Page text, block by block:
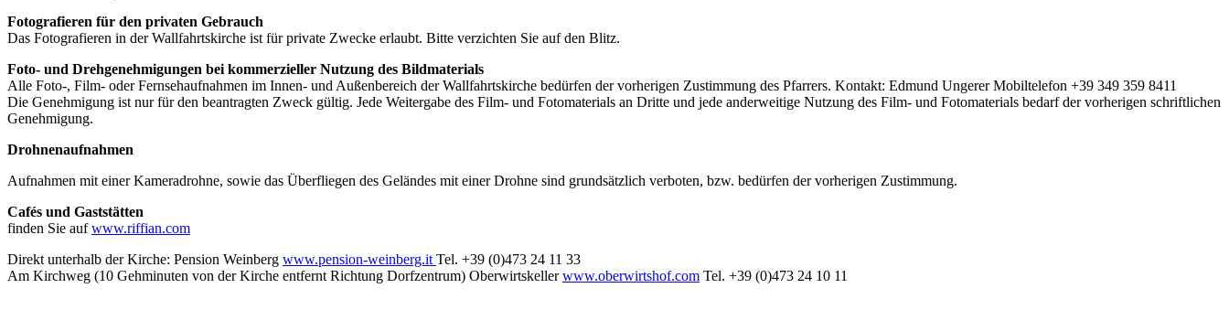
Fotografieren für den privaten Gebrauch
Das Fotografieren in der Wallfahrtskirche ist für private Zwecke erlaubt. Bitte verzichten Sie auf den Blitz.
Foto- und Drehgenehmigungen bei kommerzieller Nutzung des Bildmaterials
Alle Foto-, Film- oder Fernsehaufnahmen im Innen- und Außenbereich der Wallfahrtskirche bedürfen der vorherigen Zustimmung des Pfarrers. Kontakt: Edmund Ungerer Mobiltelefon +39 349 359 8411
Die Genehmigung ist nur für den beantragten Zweck gültig. Jede Weitergabe des Film- und Fotomaterials an Dritte und jede anderweitige Nutzung des Film- und Fotomaterials bedarf der vorherigen schriftlichen
Genehmigung.
Drohnenaufnahmen
Aufnahmen mit einer Kameradrohne, sowie das Überfliegen des Geländes mit einer Drohne sind grundsätzlich verboten, bzw. bedürfen der vorherigen Zustimmung.
Cafés und Gaststätten
finden Sie aufwww.riffian.com
Direkt unterhalb der Kirche: Pension Weinberg www.pension-weinberg.it Tel. +39 (0)473 24 11 33
Am Kirchweg (10 Gehminuten von der Kirche entfernt Richtung Dorfzentrum) Oberwirtskellerwww.oberwirtshof.com Tel. +39 (0)473 24 10 11